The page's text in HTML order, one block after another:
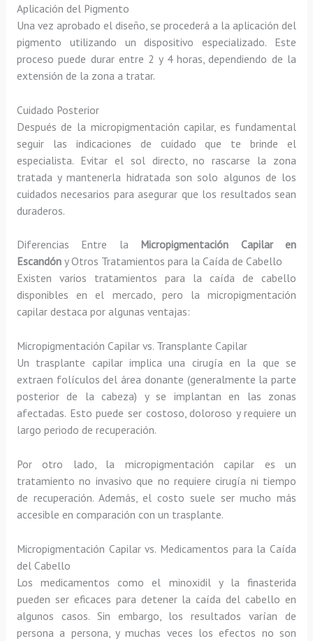
Aplicación del Pigmento
Una vez aprobado el diseño, se procederá a la aplicación del
pigmento utilizando un dispositivo especializado. Este
proceso puede durar entre 2 y 4 horas, dependiendo de la
extensión de la zona a tratar.
Cuidado Posterior
Después de la micropigmentación capilar, es fundamental
seguir las indicaciones de cuidado que te brinde el
especialista. Evitar el sol directo, no rascarse la zona
tratada y mantenerla hidratada son solo algunos de los
cuidados necesarios para asegurar que los resultados sean
duraderos.
Diferencias Entre la Micropigmentación Capilar en
Escandóny Otros Tratamientos para la Caída de Cabello
Existen varios tratamientos para la caída de cabello
disponibles en el mercado, pero la micropigmentación
capilar destaca por algunas ventajas:
Micropigmentación Capilar vs. Transplante Capilar
Un trasplante capilar implica una cirugía en la que se
extraen folículos del área donante (generalmente la parte
posterior de la cabeza) y se implantan en las zonas
afectadas. Esto puede ser costoso, doloroso y requiere un
largo periodo de recuperación.
Por otro lado, la micropigmentación capilar es un
tratamiento no invasivo que no requiere cirugía ni tiempo
de recuperación. Además, el costo suele ser mucho más
accesible en comparación con un trasplante.
Micropigmentación Capilar vs. Medicamentos para la Caída
del Cabello
Los medicamentos como el minoxidil y la finasterida
pueden ser eficaces para detener la caída del cabello en
algunos casos. Sin embargo, los resultados varían de
persona a persona, y muchas veces los efectos no son